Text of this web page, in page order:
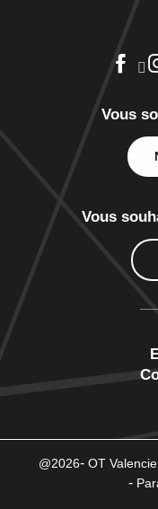
Vous
Vous
@2026 OT